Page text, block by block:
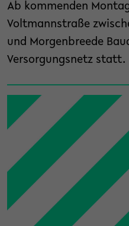
Ab kommenden
Voltmannstraße
und Morgenbreede
Versorgungsnetz statt.